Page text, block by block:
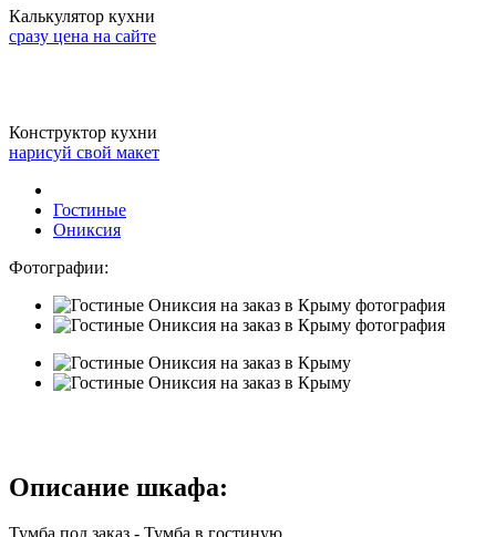
Калькулятор кухни
сразу цена на сайте
Конструктор кухни
нарисуй свой макет
Гостиные
Ониксия
Фотографии:
Описание шкафа: